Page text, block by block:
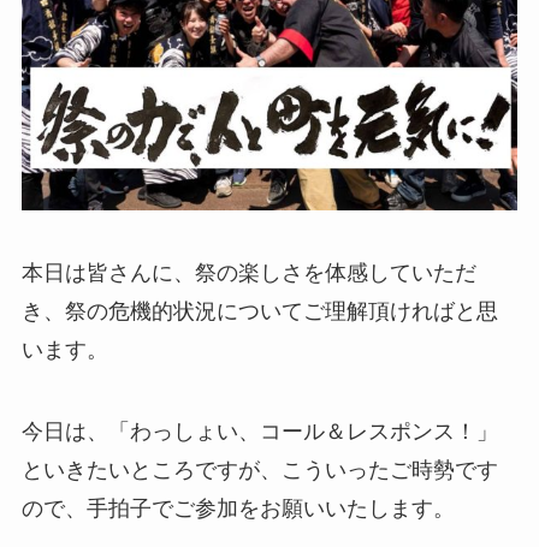
本日は皆さんに、祭の楽しさを体感していただ
き、祭の危機的状況についてご理解頂ければと思
います。
今日は、「わっしょい、コール＆レスポンス！」
といきたいところですが、こういったご時勢です
ので、手拍子でご参加をお願いいたします。